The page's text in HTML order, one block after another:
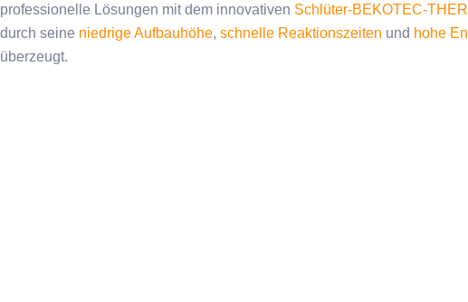
professionelle Lösungen mit dem innovativen Schlüter-BEKOTEC-
durch seine niedrige Aufbauhöhe, schnelle Reaktionszeiten und hohe
überzeugt.